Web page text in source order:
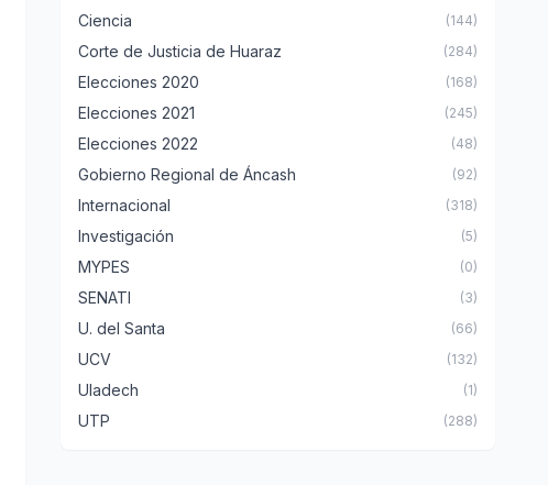
Ciencia (144)
Corte de Justicia de Huaraz (284)
Elecciones 2020 (168)
Elecciones 2021 (245)
Elecciones 2022 (48)
Gobierno Regional de Áncash (92)
Internacional (318)
Investigación (5)
MYPES (0)
SENATI (3)
U. del Santa (66)
UCV (132)
Uladech (1)
UTP (288)